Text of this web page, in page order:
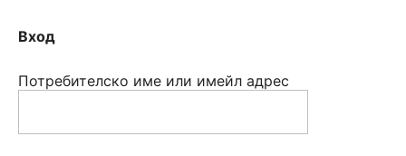
Вход
Потребителско име или имейл адрес